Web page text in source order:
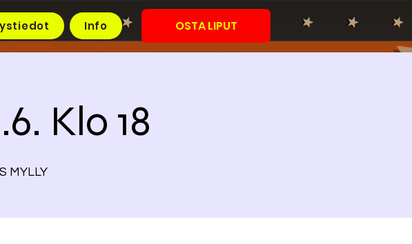
Info OSTA LIPUT
Klo 18
MYLLY